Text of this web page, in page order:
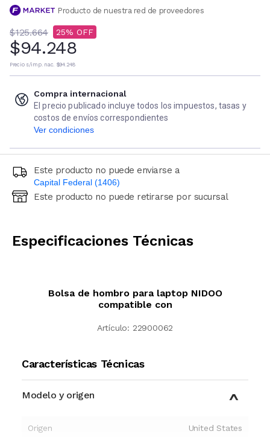
Producto de nuestra red de proveedores
$125.664 25
$94.248
Precio s/imp. nac. $94.248
Compra internacional
El precio publicado incluye todos los impuestos, tasas y
costos de envíos correspondientes
Ver condiciones
Este producto no puede enviarse a
Capital Federal (1406)
Ingresá código postal (sólo números)
Este producto no puede retirarse por sucursal
Especificaciones Técnicas
Bolsa de hombro para laptop NIDOO
compatible con
Artículo: 22900062
Características Técnicas
Modelo y origen
Origen United States